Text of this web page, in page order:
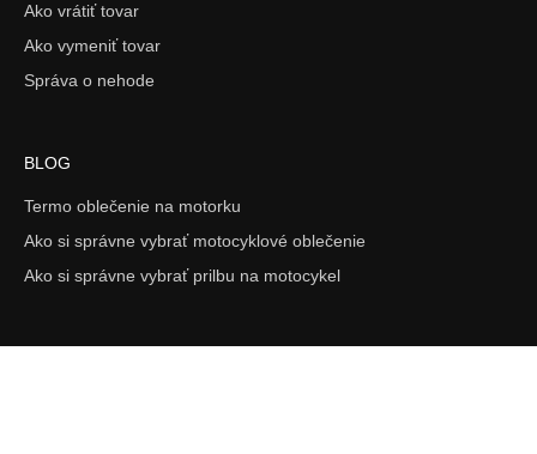
Ako vrátiť tovar
Ako vymeniť tovar
Správa o nehode
BLOG
Termo oblečenie na motorku
Ako si správne vybrať motocyklové oblečenie
Ako si správne vybrať prilbu na motocykel